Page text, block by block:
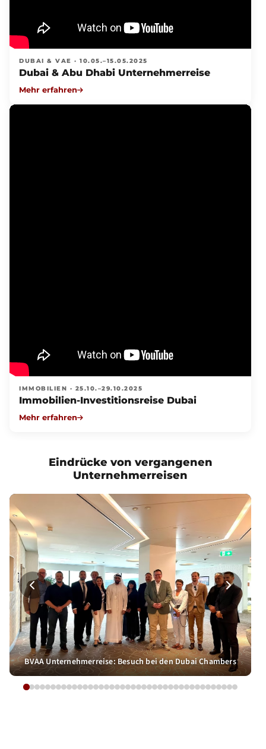
DUBAI & VAE · 10.05.–15.05.2025
Dubai & Abu Dhabi Unternehmerreise
Mehr erfahren
IMMOBILIEN · 25.10.–29.10.2025
Immobilien-Investitionsreise Dubai
Mehr erfahren
Eindrücke von vergangenen
Unternehmerreisen
BVAA Unternehmerreise: Besuch bei den Dubai Chambers